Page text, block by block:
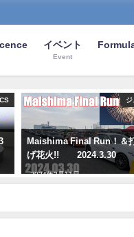
イベント
Event
ジ
Maishima Final Run！＆
げ花火!! 2024.3.30
2024年2月11日